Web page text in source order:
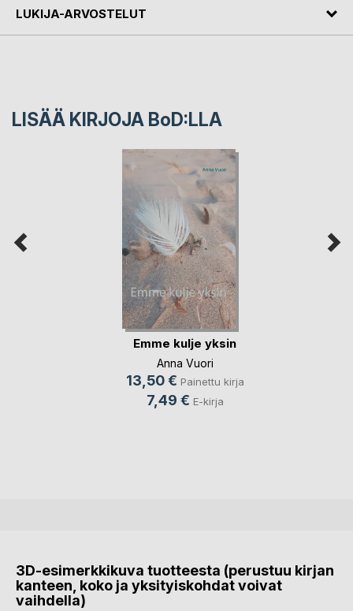
LUKIJA-ARVOSTELUT
LISÄÄ KIRJOJA BoD:LLA
Emme kulje yksin
Anna Vuori
13,50 € Painettu kirja
7,49 € E-kirja
3D-esimerkkikuva tuotteesta (perustuu kirjan
kanteen, koko ja yksityiskohdat voivat
vaihdella)